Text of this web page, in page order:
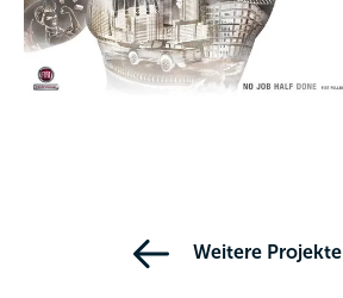
Weitere Projekte